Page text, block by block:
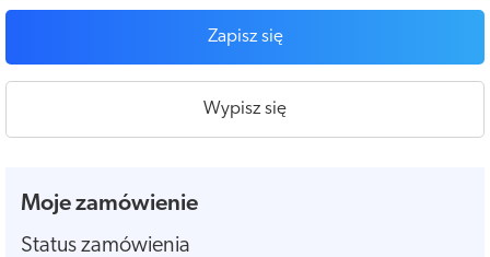
Zapisz się
Wypisz się
Moje zamówienie
Status zamówienia